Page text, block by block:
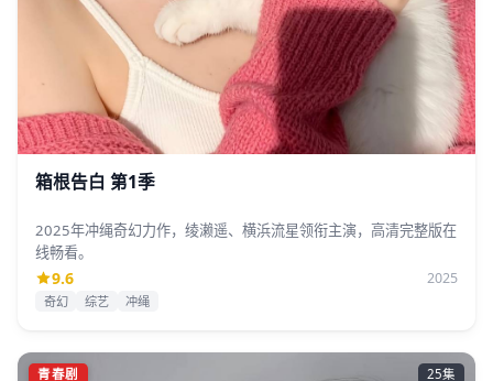
箱根告白 第1季
2025年冲绳奇幻力作，绫濑遥、横浜流星领衔主演，高清完整版在
线畅看。
9.6 2025
奇幻 综艺 冲绳
青春剧 25集